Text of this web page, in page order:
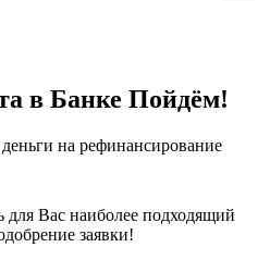
в Банке Пойдём!
на рефинансирование
для Вас наиболее подходящий
заявки!